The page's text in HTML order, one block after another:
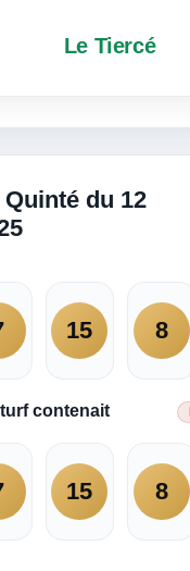
Le Tiercé
du 12
15 8
contenait
15 8